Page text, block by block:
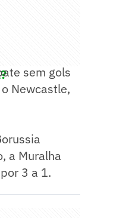
sem gols
Newcastle,
a Muralha
3 a 1.